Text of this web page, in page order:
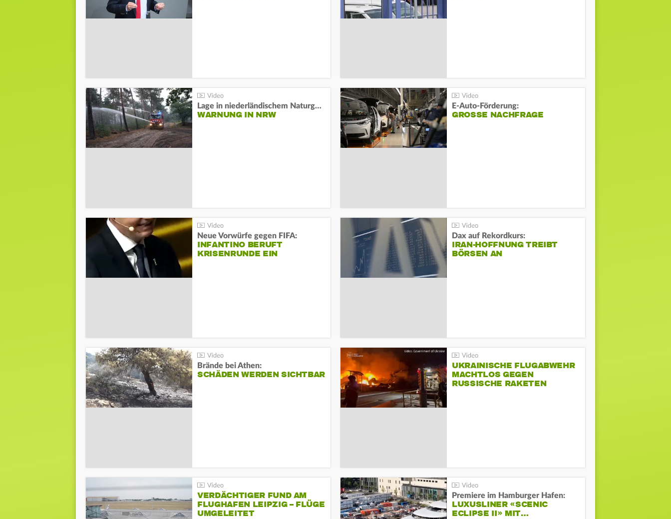
Lage in niederländischem Naturgebiet stabil
WARNUNG IN NRW
E-Auto-Förderung:
GROSSE NACHFRAGE
Neue Vorwürfe gegen FIFA:
INFANTINO BERUFT
KRISENRUNDE EIN
Dax auf Rekordkurs:
IRAN-HOFFNUNG TREIBT
BÖRSEN AN
Brände bei Athen:
SCHÄDEN WERDEN SICHTBAR
UKRAINISCHE FLUGABWEHR
MACHTLOS GEGEN
RUSSISCHE RAKETEN
VERDÄCHTIGER FUND AM
FLUGHAFEN LEIPZIG – FLÜGE
UMGELEITET
Premiere im Hamburger Hafen:
LUXUSLINER «SCENIC
ECLIPSE II» MIT…